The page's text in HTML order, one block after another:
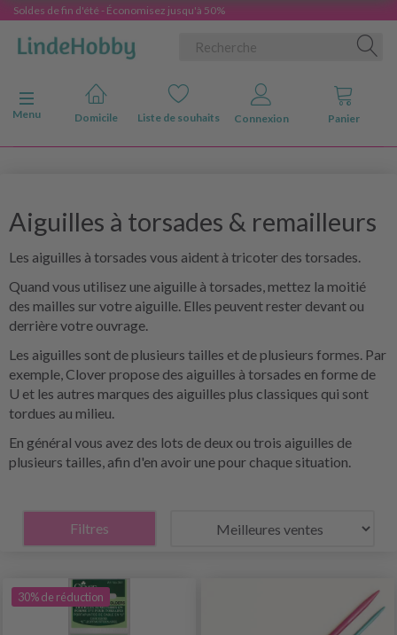
Soldes de fin d'été - Économisez jusqu'à 50%
Basculer la navigation
Menu
Domicile Liste de souhaits Connexion Panier
Aiguilles à torsades & remailleurs
Les aiguilles à torsades vous aident à tricoter des torsades.
Quand vous utilisez une aiguille à torsades, mettez la moitié
des mailles sur votre aiguille. Elles peuvent rester devant ou
derrière votre ouvrage.
Les aiguilles sont de plusieurs tailles et de plusieurs formes. Par
exemple, Clover propose des aiguilles à torsades en forme de
U et les autres marques des aiguilles plus classiques qui sont
tordues au milieu.
En général vous avez des lots de deux ou trois aiguilles de
plusieurs tailles, afin d'en avoir une pour chaque situation.
Filtres
30% de réduction